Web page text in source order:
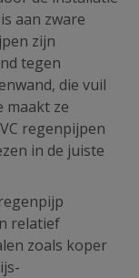
aan zware
zijn
tegen
die vuil
maakt ze
regenpijpen
in de juiste
relatief
zoals koper